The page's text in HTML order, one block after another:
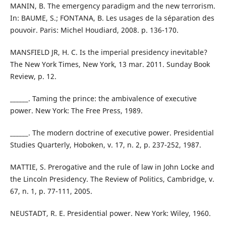
MANIN, B. The emergency paradigm and the new terrorism.
In: BAUME, S.; FONTANA, B. Les usages de la séparation des
pouvoir. Paris: Michel Houdiard, 2008. p. 136-170.
MANSFIELD JR, H. C. Is the imperial presidency inevitable?
The New York Times, New York, 13 mar. 2011. Sunday Book
Review, p. 12.
______. Taming the prince: the ambivalence of executive
power. New York: The Free Press, 1989.
______. The modern doctrine of executive power. Presidential
Studies Quarterly, Hoboken, v. 17, n. 2, p. 237-252, 1987.
MATTIE, S. Prerogative and the rule of law in John Locke and
the Lincoln Presidency. The Review of Politics, Cambridge, v.
67, n. 1, p. 77-111, 2005.
NEUSTADT, R. E. Presidential power. New York: Wiley, 1960.